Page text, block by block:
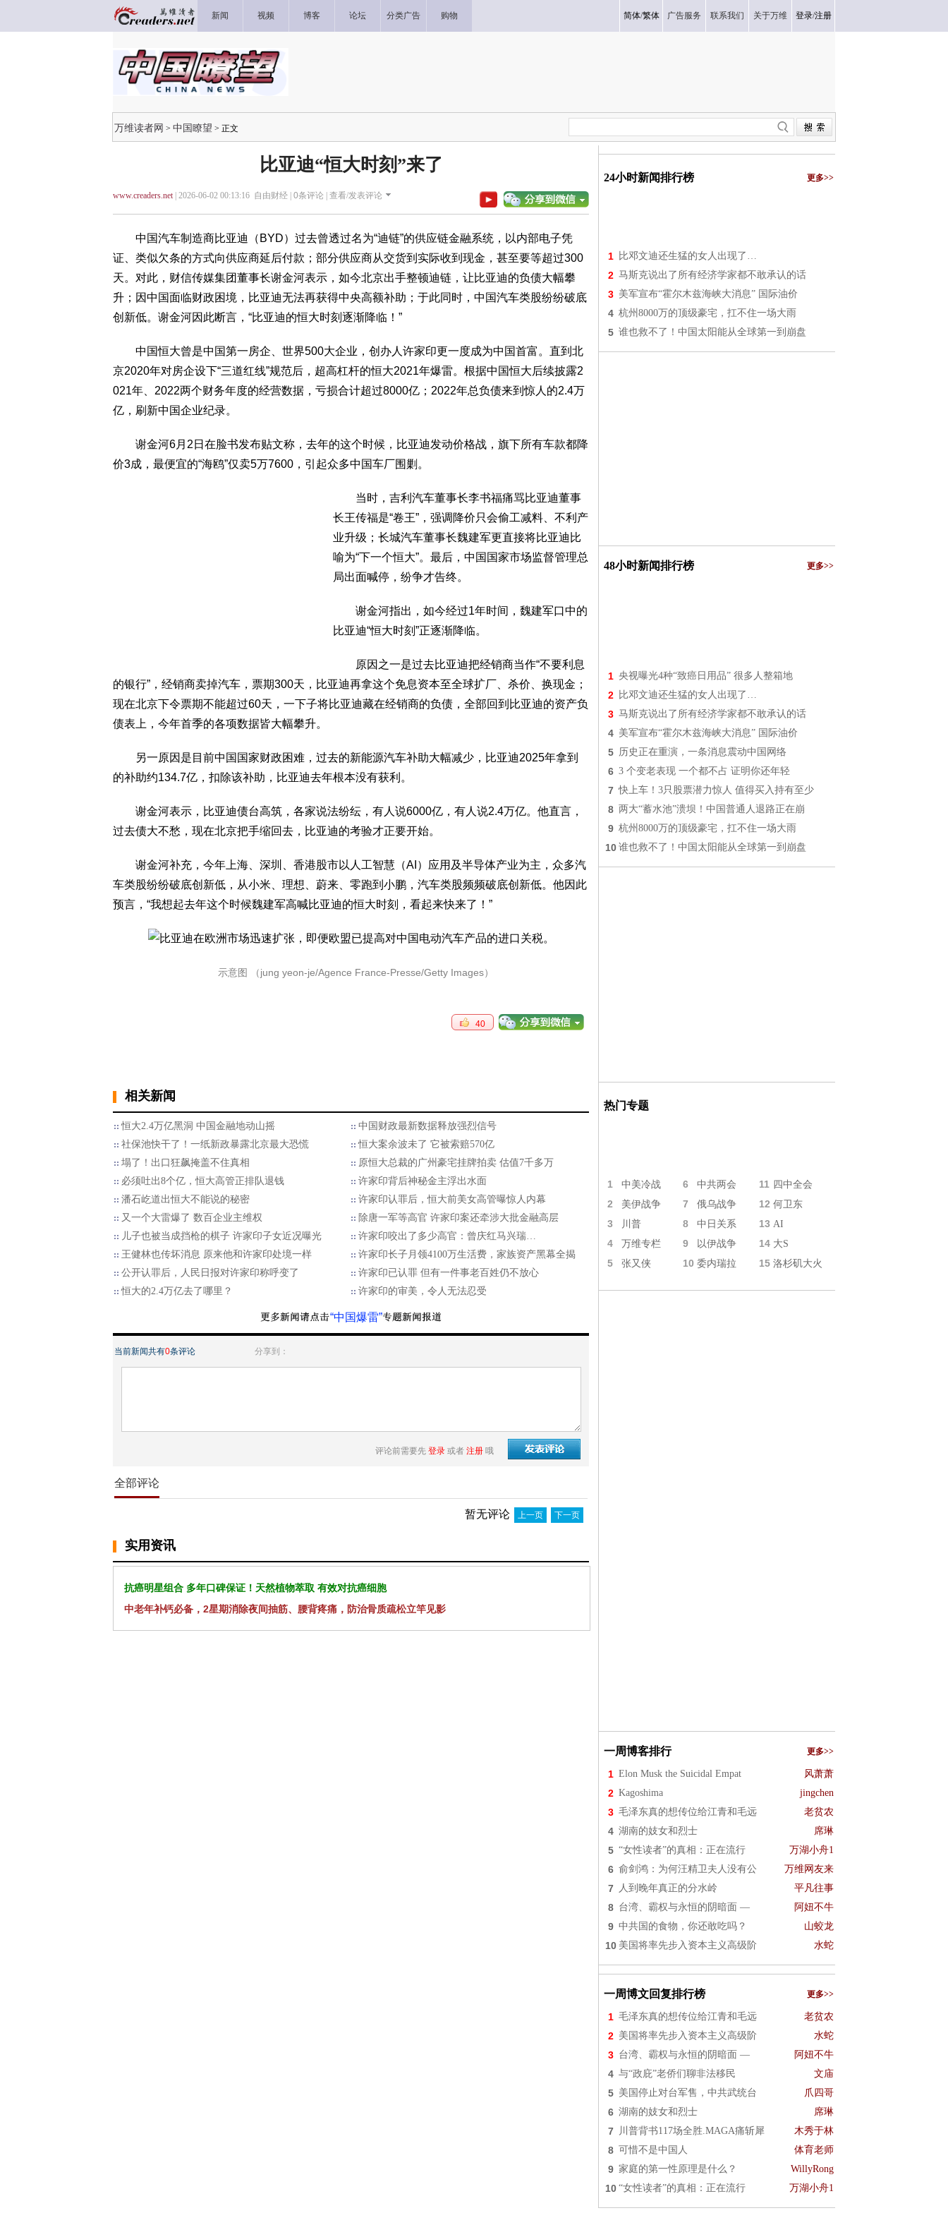
新闻 视频 博客 论坛 分类广告 购物 简体/繁体 广告服务 联系我们 关于万维 登录/注册
万维读者网 > 中国瞭望 > 正文
比亚迪“恒大时刻”来了
www.creaders.net| 2026-06-02 00:13:16 自由财经 | 0条评论 | 查看/发表评论
中国汽车制造商比亚迪（BYD）过去曾透过名为“迪链”的供应链金融系统，以内部电子凭
证、类似欠条的方式向供应商延后付款；部分供应商从交货到实际收到现金，甚至要等超过300
天。对此，财信传媒集团董事长谢金河表示，如今北京出手整顿迪链，让比亚迪的负债大幅攀
升；因中国面临财政困境，比亚迪无法再获得中央高额补助；于此同时，中国汽车类股纷纷破底
创新低。谢金河因此断言，“比亚迪的恒大时刻逐渐降临！”
中国恒大曾是中国第一房企、世界500大企业，创办人许家印更一度成为中国首富。直到北
京2020年对房企设下“三道红线”规范后，超高杠杆的恒大2021年爆雷。根据中国恒大后续披露2
021年、2022两个财务年度的经营数据，亏损合计超过8000亿；2022年总负债来到惊人的2.4万
亿，刷新中国企业纪录。
谢金河6月2日在脸书发布贴文称，去年的这个时候，比亚迪发动价格战，旗下所有车款都降
价3成，最便宜的“海鸥”仅卖5万7600，引起众多中国车厂围剿。
当时，吉利汽车董事长李书福痛骂比亚迪董事
长王传福是“卷王”，强调降价只会偷工减料、不利产
业升级；长城汽车董事长魏建军更直接将比亚迪比
喻为“下一个恒大”。最后，中国国家市场监督管理总
局出面喊停，纷争才告终。
谢金河指出，如今经过1年时间，魏建军口中的
比亚迪“恒大时刻”正逐渐降临。
原因之一是过去比亚迪把经销商当作“不要利息
的银行”，经销商卖掉汽车，票期300天，比亚迪再拿这个免息资本至全球扩厂、杀价、换现金；
现在北京下令票期不能超过60天，一下子将比亚迪藏在经销商的负债，全部回到比亚迪的资产负
债表上，今年首季的各项数据皆大幅攀升。
另一原因是目前中国国家财政困难，过去的新能源汽车补助大幅减少，比亚迪2025年拿到
的补助约134.7亿，扣除该补助，比亚迪去年根本没有获利。
谢金河表示，比亚迪债台高筑，各家说法纷纭，有人说6000亿，有人说2.4万亿。他直言，
过去债大不愁，现在北京把手缩回去，比亚迪的考验才正要开始。
谢金河补充，今年上海、深圳、香港股市以人工智慧（AI）应用及半导体产业为主，众多汽
车类股纷纷破底创新低，从小米、理想、蔚来、零跑到小鹏，汽车类股频频破底创新低。他因此
预言，“我想起去年这个时候魏建军高喊比亚迪的恒大时刻，看起来快来了！”
示意图 （jung yeon-je/Agence France-Presse/Getty Images）
40
相关新闻
恒大2.4万亿黑洞 中国金融地动山摇
中国财政最新数据释放强烈信号
社保池快干了！一纸新政暴露北京最大恐慌
恒大案余波未了 它被索赔570亿
塌了！出口狂飙掩盖不住真相
原恒大总裁的广州豪宅挂牌拍卖 估值7千多万
必须吐出8个亿，恒大高管正排队退钱
许家印背后神秘金主浮出水面
潘石屹道出恒大不能说的秘密
许家印认罪后，恒大前美女高管曝惊人内幕
又一个大雷爆了 数百企业主维权
除唐一军等高官 许家印案还牵涉大批金融高层
儿子也被当成挡枪的棋子 许家印子女近况曝光
许家印咬出了多少高官：曾庆红马兴瑞…
王健林也传坏消息 原来他和许家印处境一样
许家印长子月领4100万生活费，家族资产黑幕全揭
公开认罪后，人民日报对许家印称呼变了
许家印已认罪 但有一件事老百姓仍不放心
恒大的2.4万亿去了哪里？
许家印的审美，令人无法忍受
“中国爆雷”
当前新闻共有0条评论 分享到：
评论前需要先 登录 或者 注册 哦
全部评论
暂无评论 上一页 下一页
实用资讯
抗癌明星组合 多年口碑保证！天然植物萃取 有效对抗癌细胞
中老年补钙必备，2星期消除夜间抽筋、腰背疼痛，防治骨质疏松立竿见影
24小时新闻排行榜 更多>>
1 比邓文迪还生猛的女人出现了…
2 马斯克说出了所有经济学家都不敢承认的话
3 美军宣布“霍尔木兹海峡大消息” 国际油价
4 杭州8000万的顶级豪宅，扛不住一场大雨
5 谁也救不了！中国太阳能从全球第一到崩盘
48小时新闻排行榜 更多>>
1 央视曝光4种“致癌日用品” 很多人整箱地
2 比邓文迪还生猛的女人出现了…
3 马斯克说出了所有经济学家都不敢承认的话
4 美军宣布“霍尔木兹海峡大消息” 国际油价
5 历史正在重演，一条消息震动中国网络
6 3 个变老表现 一个都不占 证明你还年轻
7 快上车！3只股票潜力惊人 值得买入持有至少
8 两大“蓄水池”溃坝！中国普通人退路正在崩
9 杭州8000万的顶级豪宅，扛不住一场大雨
10 谁也救不了！中国太阳能从全球第一到崩盘
热门专题
1 中美冷战 6 中共两会 11 四中全会
2 美伊战争 7 俄乌战争 12 何卫东
3 川普 8 中日关系 13 AI
4 万维专栏 9 以伊战争 14 大S
5 张又侠 10 委内瑞拉 15 洛杉矶大火
一周博客排行 更多>>
1 Elon Musk the Suicidal Empat 风萧萧
2 Kagoshima jingchen
3 毛泽东真的想传位给江青和毛远 老贫农
4 湖南的妓女和烈士 席琳
5 “女性读者”的真相：正在流行 万湖小舟1
6 俞剑鸿：为何汪精卫夫人没有公 万维网友来
7 人到晚年真正的分水岭 平凡往事
8 台湾、霸权与永恒的阴暗面 — 阿妞不牛
9 中共国的食物，你还敢吃吗？ 山蛟龙
10 美国将率先步入资本主义高级阶 水蛇
一周博文回复排行榜 更多>>
1 毛泽东真的想传位给江青和毛远 老贫农
2 美国将率先步入资本主义高级阶 水蛇
3 台湾、霸权与永恒的阴暗面 — 阿妞不牛
4 与“政庇”老侨们聊非法移民 文庙
5 美国停止对台军售，中共武统台 爪四哥
6 湖南的妓女和烈士 席琳
7 川普背书117场全胜.MAGA痛斩犀 木秀于林
8 可惜不是中国人 体育老师
9 家庭的第一性原理是什么？ WillyRong
10 “女性读者”的真相：正在流行 万湖小舟1